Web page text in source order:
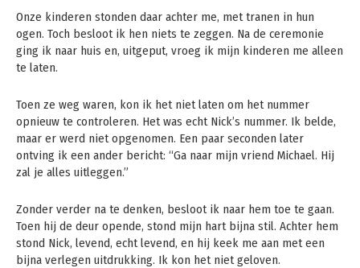
Onze kinderen stonden daar achter me, met tranen in hun
ogen. Toch besloot ik hen niets te zeggen. Na de ceremonie
ging ik naar huis en, uitgeput, vroeg ik mijn kinderen me alleen
te laten.
Toen ze weg waren, kon ik het niet laten om het nummer
opnieuw te controleren. Het was echt Nick’s nummer. Ik belde,
maar er werd niet opgenomen. Een paar seconden later
ontving ik een ander bericht: “Ga naar mijn vriend Michael. Hij
zal je alles uitleggen.”
Zonder verder na te denken, besloot ik naar hem toe te gaan.
Toen hij de deur opende, stond mijn hart bijna stil. Achter hem
stond Nick, levend, echt levend, en hij keek me aan met een
bijna verlegen uitdrukking. Ik kon het niet geloven.